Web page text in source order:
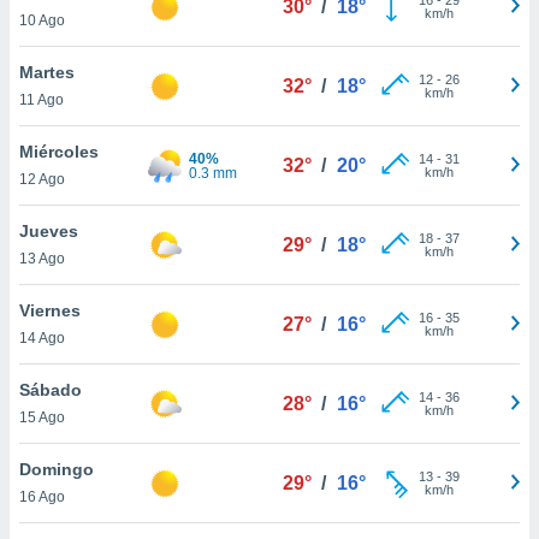
más
nuestra
y
de
disponible
cookies
aceptar
10 Ago
30° / 18°
km/h
Martes
11 Ago
32° / 18° 12- 26
km/h
Miércoles
12 Ago
40%
0.3 mm
32° / 20° 14- 31
km/h
Jueves
13 Ago
29° / 18° 18- 37
km/h
Viernes
14 Ago
27° / 16° 16- 35
km/h
Sábado
15 Ago
28° / 16° 14- 36
km/h
Domingo
16 Ago
29° / 16° 13- 39
km/h